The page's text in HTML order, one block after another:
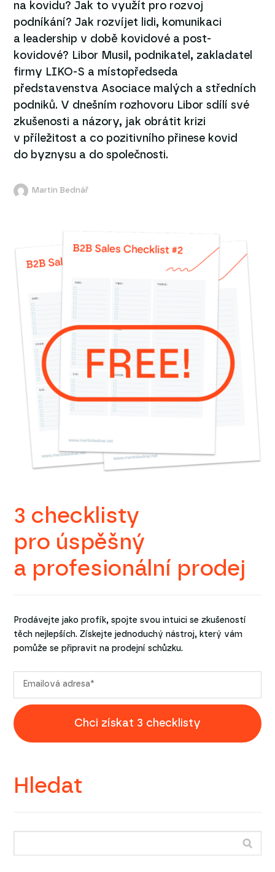
na kovidu? Jak to využít pro rozvoj
podníkání? Jak rozvíjet lidi, komunikaci
a leadership v době kovidové a post-
kovidové? Libor Musil, podnikatel, zakladatel
firmy LIKO-S a místopředseda
představenstva Asociace malých a středních
podniků. V dnešním rozhovoru Libor sdílí své
zkušenosti a názory, jak obrátit krizi
v příležitost a co pozitivního přinese kovid
do byznysu a do společnosti.
Martin Bednář
3 checklisty
pro úspěšný
a profesionální prodej
Prodávejte jako profík, spojte svou intuici se zkušeností
těch nejlepších. Získejte jednoduchý nástroj, který vám
pomůže se připravit na prodejní schůzku.
Chci získat 3 checklisty
Hledat